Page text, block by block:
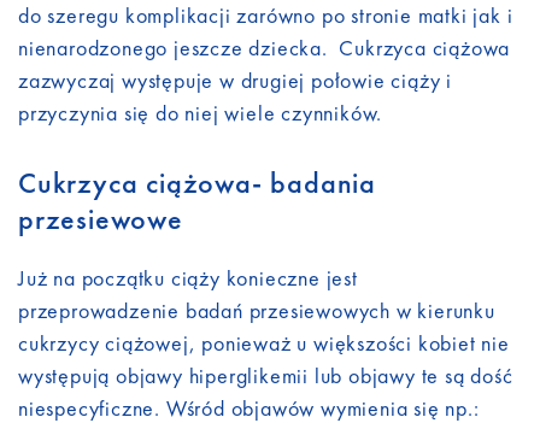
do szeregu komplikacji zarówno po stronie matki jak i
nienarodzonego jeszcze dziecka. Cukrzyca ciążowa
zazwyczaj występuje w drugiej połowie ciąży i
przyczynia się do niej wiele czynników.
Cukrzyca ciążowa- badania
przesiewowe
Już na początku ciąży konieczne jest
przeprowadzenie badań przesiewowych w kierunku
cukrzycy ciążowej, ponieważ u większości kobiet nie
występują objawy hiperglikemii lub objawy te są dość
niespecyficzne. Wśród objawów wymienia się np.: